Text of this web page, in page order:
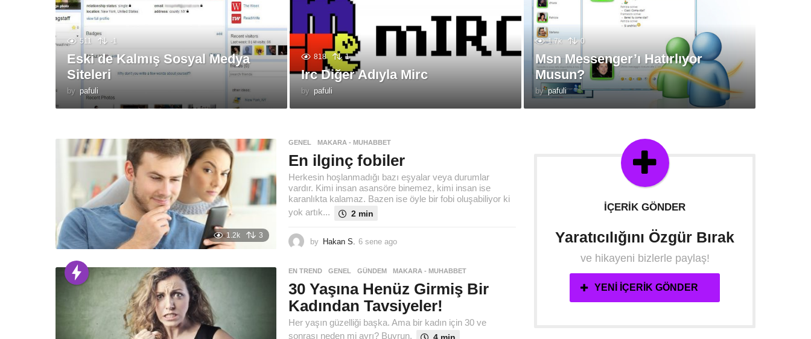
511 -1
Eski de Kalmış Sosyal Medya
Siteleri
by pafuli
818 1
Irc Diğer Adıyla Mirc
by pafuli
1.7k 0
Msn Messenger’ı Hatırlıyor
Musun?
by pafuli
1.2k 3
GENEL ,MAKARA - MUHABBET
En ilginç fobiler
Herkesin hoşlanmadığı bazı eşyalar veya durumlar
vardır. Kimi insan asansöre binemez, kimi insan ise
karanlıkta kalamaz. Bazen ise öyle bir fobi oluşabiliyor ki
yok artık...
2 min
by Hakan S. 6 sene ago
n
e
a
g
o
EN TREND ,GENEL ,GÜNDEM ,MAKARA - MUHABBET
30 Yaşına Henüz Girmiş Bir
Kadından Tavsiyeler!
Her yaşın güzelliği başka. Ama bir kadın için 30 ve
sonrası neden mi ayrı? Buyrun.
İÇERIK GÖNDER
Yaratıcılığını Özgür Bırak
ve hikayeni bizlerle paylaş!
YENI İÇERIK GÖNDER